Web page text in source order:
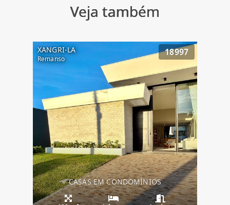
Veja também
XANGRI-LA
Remanso
18997
CASAS EM CONDOMÍNIOS